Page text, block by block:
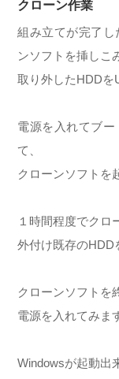
クローン作業
組み立てが完了
ンソフトを挿しこ
取り外したHDDを
電源を入れてブ
て、
クローンソフトを
１時間程度でクロ
外付け既存のHDD
クローンソフトを
電源を入れてみま
Windowsが起動出